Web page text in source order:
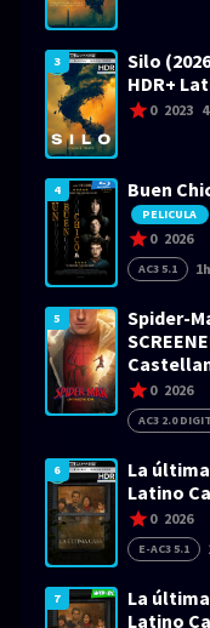
3
Silo
HDR+
0 2023
4 Buen
PELICULA
0 2026
AC3 5.1
5
Spider-
0 2026
AC3 2.0
6
La última
Latino
0 2026
E-AC3 5.1
7
La última
Latino